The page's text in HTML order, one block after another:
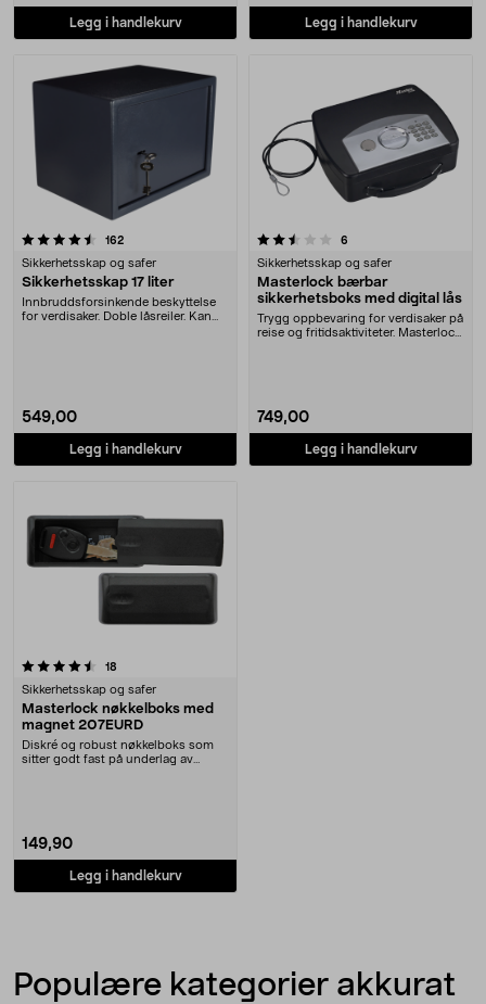
Legg i handlekurv Legg i handlekurv
162anmeldelser
Sikkerhetsskap og safer
Sikkerhetsskap 17 liter
Innbruddsforsinkende beskyttelse
for verdisaker. Doble låsreiler. Kan
549,00
Legg i handlekurv
2.5 av 5 stjerner 6
Sikkerhetsskap og safer
Masterlock bærbar
sikkerhetsboks med digital lås
Trygg oppbevaring for verdisaker på
reise og fritidsaktiviteter. Masterlock
749,00
Legg i handlekurv
18
Sikkerhetsskap og safer
Masterlock nøkkelboks med
magnet 207EURD
Diskré og robust nøkkelboks som
sitter godt fast på underlag av
149,90
Legg i handlekurv
Populære kategorier akkurat